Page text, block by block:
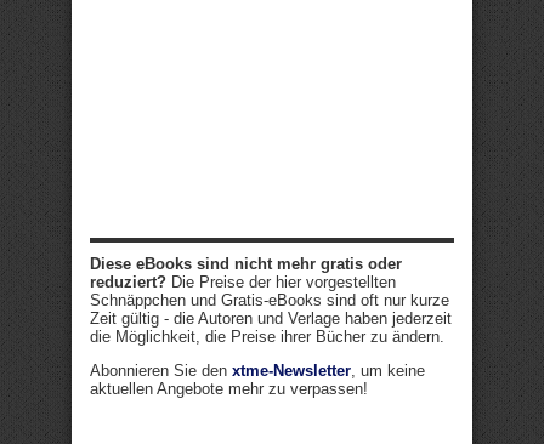
Diese eBooks sind nicht mehr gratis oder
reduziert? Die Preise der hier vorgestellten
Schnäppchen und Gratis-eBooks sind oft nur kurze
Zeit gültig - die Autoren und Verlage haben jederzeit
die Möglichkeit, die Preise ihrer Bücher zu ändern.
Abonnieren Sie den xtme-Newsletter, um keine
aktuellen Angebote mehr zu verpassen!